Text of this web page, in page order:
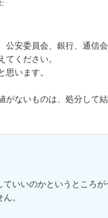
公安委員会、銀行、通信
てください。
思います。
ないものは、処分して結
いいのかというところ
。